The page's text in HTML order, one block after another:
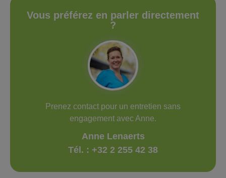
Vous préférez en parler directement
?
Prenez contact pour un entretien sans
engagement avec Anne.
Anne Lenaerts
Tél. : +32 2 255 42 38